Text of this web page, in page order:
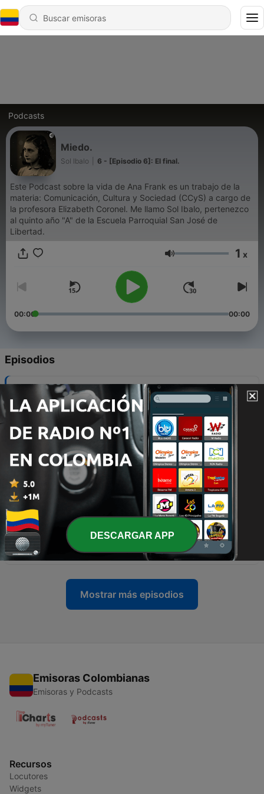
Podcasts
Miedo.
Sol Ibalo 6 - [Episodio 6]: El final.
Este Podcast sobre la vida de Ana Frank es un trabajo de la
materia: Comunicación, Cultura y Sociedad (CCyS) a cargo de
la profesora Elizabeth Coronel. Me llamo Sol Ibalo, pertenezco
al quinto año "A" de la Escuela Parroquial San José de
Libertad.
Volumen 1 x
00:00 00:00
Episodios
- [Episodio 6]: El final.
13 nov. 2020
5 - [Episodio 5]: El descanso.
13 nov. 2020
4 - [Episodio 4]: El alivio.
13 nov. 2020
3 - [Episodio 3]: La casa de atrás.
12 nov. 2020
2 - [Episodio 2]: Nuevo comienzo.
06 nov. 2020
Mostrar más episodios
Emisoras Colombianas
Emisoras y Podcasts
Recursos
Locutores
Widgets
DESCARGAR APP